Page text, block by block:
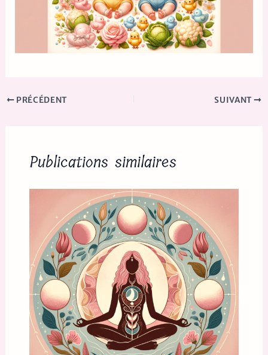
PRÉCÉDENT SUIVANT
Publications similaires